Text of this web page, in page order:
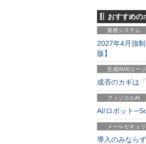
おすすめの
業務システム
2027年4月強
版】
生成AI/AIエー
成否のカギは
フィジカルAI
AI/ロボット
メールセキュ
導入のみなら